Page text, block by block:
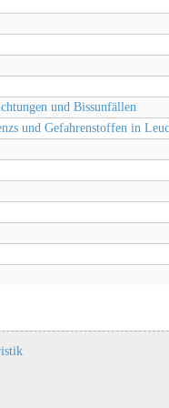
und Bissunfällen
und Gefahrenstoffen in